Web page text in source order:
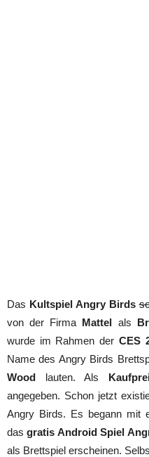
Das Kultspiel Angry Birds
von der Firma Mattel als
wurde im Rahmen der CES
Name des Angry Birds
Wood lauten. Als
angegeben. Schon jetzt
Angry Birds. Es begann mit
dasgratis Android Spiel
als Brettspiel erscheinen.